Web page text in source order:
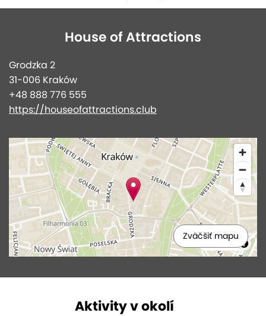
House of Attractions
Grodzka 2
31-006 Kraków
+48 888 776 555
https://houseofattractions.club
Zväčšiť mapu
MapLibre
Aktivity v okolí